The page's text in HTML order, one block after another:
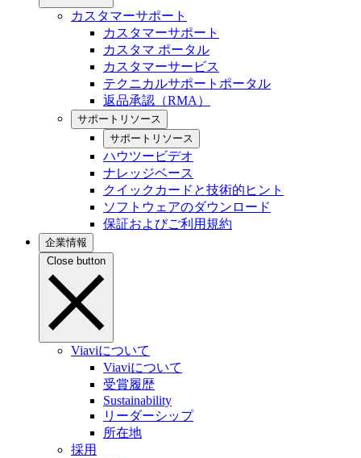
カスタマーサポート
カスタマーサポート
カスタマ ポータル
カスタマーサービス
テクニカルサポートポータル
返品承認（RMA）
サポートリソース
サポートリソース
ハウツービデオ
ナレッジベース
クイックカードと技術的ヒント
ソフトウェアのダウンロード
保証およびご利用規約
企業情報
Close button
Viaviについて
Viaviについて
受賞履歴
Sustainability
リーダーシップ
所在地
採用